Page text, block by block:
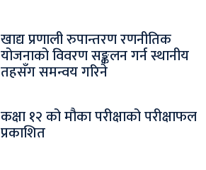
खाद्य प्रणाली रुपान्तरण रणनीतिक
योजनाको विवरण सङ्कलन गर्न स्थानीय
तहसँग समन्वय गरिने
कक्षा १२ को मौका परीक्षाको परीक्षाफल
प्रकाशित